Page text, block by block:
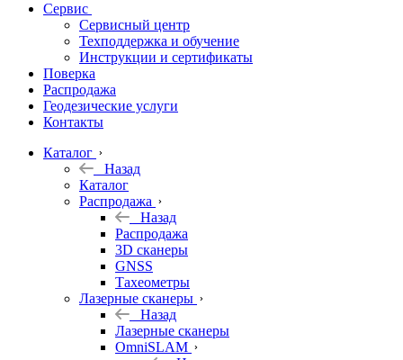
Софт
Георадары
Акции
Гидрография
Подбор
оборудования
по задачам
Архив
Геодезическое
оборудование
Сервис
Сервисный центр
Техподдержка и обучение
Инструкции и сертификаты
Поверка
Распродажа
Геодезические услуги
Контакты
Каталог
Назад
Каталог
Распродажа
Назад
Распродажа
3D сканеры
GNSS
Тахеометры
Лазерные сканеры
Назад
Лазерные сканеры
OmniSLAM